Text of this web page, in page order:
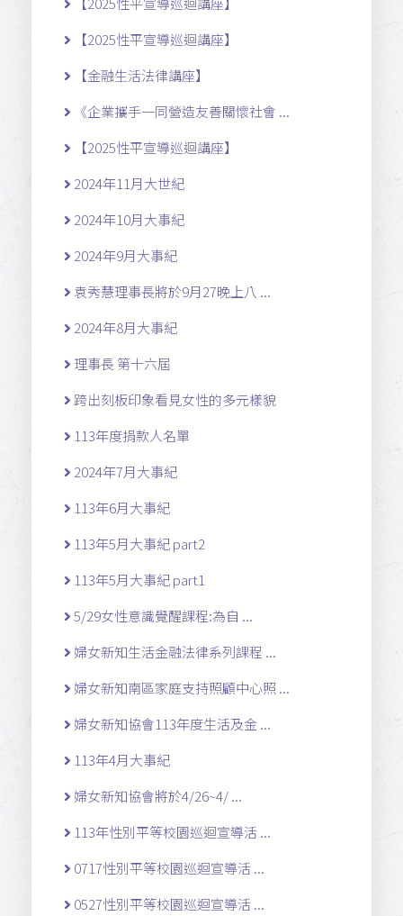
【2025性平宣導巡迴講座】
【金融生活法律講座】
《企業攜手一同營造友善關懷社會 ...
【2025性平宣導巡迴講座】
2024年11月大世紀
2024年10月大事紀
2024年9月大事紀
袁秀慧理事長將於9月27晚上八 ...
2024年8月大事紀
理事長 第十六屆
跨出刻板印象看見女性的多元樣貌
113年度捐款人名單
2024年7月大事紀
113年6月大事紀
113年5月大事紀 part2
113年5月大事紀 part1
5/29女性意識覺醒課程:為自 ...
婦女新知生活金融法律系列課程 ...
婦女新知南區家庭支持照顧中心照 ...
婦女新知協會113年度生活及金 ...
113年4月大事紀
婦女新知協會將於4/26~4/ ...
113年性別平等校園巡迴宣導活 ...
0717性別平等校園巡迴宣導活 ...
0527性別平等校園巡迴宣導活 ...